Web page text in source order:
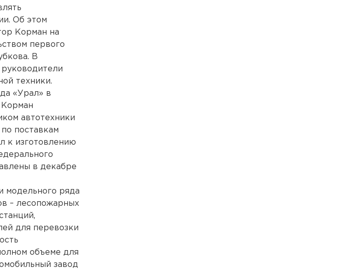
Об этом
Корман на
первого
В
техники.
«Урал» в
Корман
автотехники
поставкам
к изготовлению
в декабре
модельного ряда
– лесопожарных
для перевозки
объеме для
завод